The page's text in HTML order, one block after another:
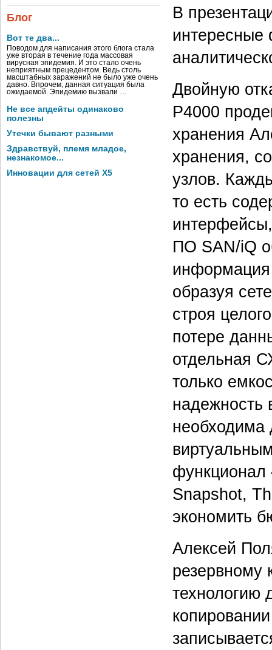
Блог
Вот те два...
Поводом для написания этого блога стала
уже вторая в течение года массовая
вирусная эпидемия. И это стало очень
неприятным прецедентом. Ведь столь
масштабных заражений не было уже очень
давно. Впрочем, данная ситуация была
ожидаемой. Эпидемию вызвали …
Не все апдейты одинаково
полезны
Утечки бывают разными
Здравствуй, племя младое,
незнакомое...
Инновации для сетей X5
В
интересные
Двойную
P4000
хранения
хранения,
узлов.
то есть
ПО SAN/iQ
информация
образуя
строя
потере
отдельная
только
надежность
необходима
функционал
Snapshot,
экономить
Алексей
резервному
технологию